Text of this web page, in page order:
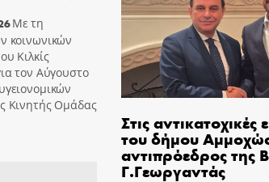
Με τη
κοινωνικών
Κιλκίς
τον Αύγουστο
Κινητής Ομάδας
Στις αντικατοχικές
του δήμου
αντιπρόεδρος της
Γ.Γεωργαντάς